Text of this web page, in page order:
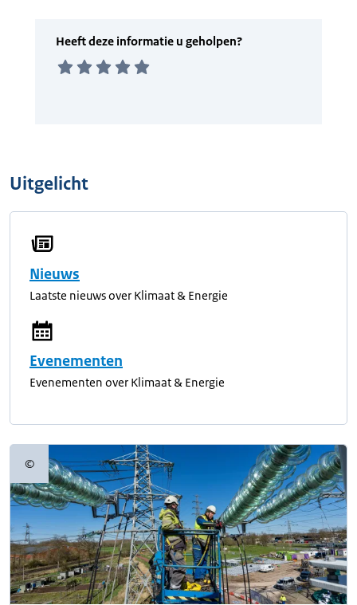
Uitgelicht
Nieuws
Laatste nieuws over Klimaat & Energie
Evenementen
Evenementen over Klimaat & Energie
©Copyrightinformatie